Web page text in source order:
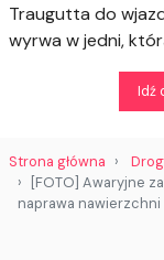
Traugutta do
wyrwa w jedni,
Idź
Strona główna
[FOTO] Awaryjne
naprawa nawierzchni